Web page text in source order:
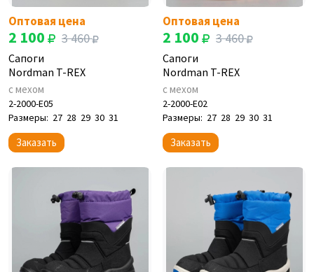
Оптовая цена
2 100 3 460
Сапоги
Nordman T-REX
с мехом
2-2000-E05
Размеры: 27 28 29 30 31
Заказать
Оптовая цена
2 100 3 460
Сапоги
Nordman T-REX
с мехом
2-2000-E02
Размеры: 27 28 29 30 31
Заказать